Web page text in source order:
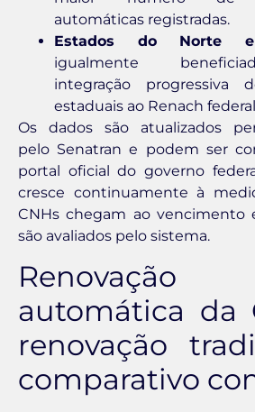
automáticas registradas.
Estados do Norte e
igualmente
integração progressiva
estaduais ao Renach
Os dados são atualizados
pelo Senatran e podem ser
portal oficial do governo
cresce continuamente à
CNHs chegam ao vencimento
são avaliados pelo sistema.
Renovação
automática da
renovação
comparativo